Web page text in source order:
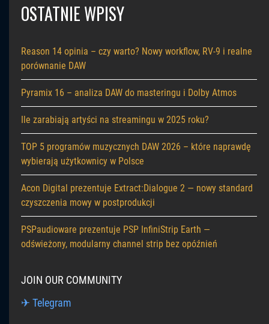
OSTATNIE WPISY
Reason 14 opinia – czy warto? Nowy workflow, RV-9 i realne
porównanie DAW
Pyramix 16 – analiza DAW do masteringu i Dolby Atmos
Ile zarabiają artyści na streamingu w 2025 roku?
TOP 5 programów muzycznych DAW 2026 – które naprawdę
wybierają użytkownicy w Polsce
Acon Digital prezentuje Extract:Dialogue 2 — nowy standard
czyszczenia mowy w postprodukcji
PSPaudioware prezentuje PSP InfiniStrip Earth —
odświeżony, modularny channel strip bez opóźnień
JOIN OUR COMMUNITY
✈ Telegram